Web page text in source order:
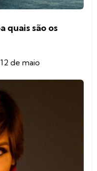
quais são os
12 de maio